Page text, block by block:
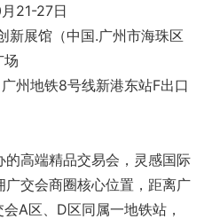
21-27日
新展馆（中国.广州市海珠区
场
州地铁8号线新港东站F出口
高端精品交易会，灵感国际
广交会商圈核心位置，距离广
A区、D区同属一地铁站，